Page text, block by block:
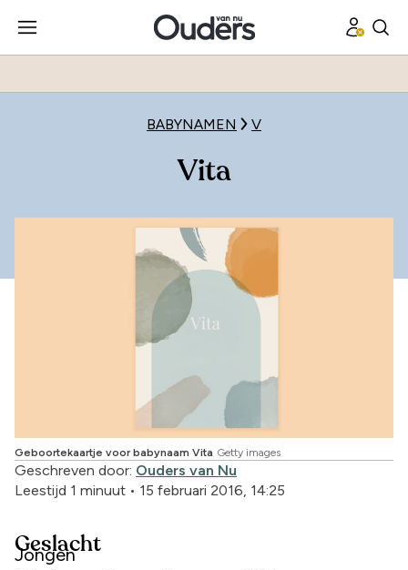
BABYNAMEN V
Vita
Geboortekaartje voor babynaam Vita Getty images
Geschreven door: Ouders van Nu
Leestijd 1 minuut • 15 februari 2016, 14:25
Geslacht
Jongen